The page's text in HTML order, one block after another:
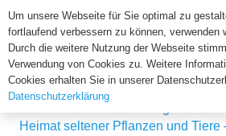
Institut für
Suchen
nach:
Heimat seltener Pflanzen und Tiere
Um unsere Webseite für Sie optimal zu
fortlaufend verbessern zu können, verwenden
Durch die weitere Nutzung der Webseite
Verwendung von Cookies zu. Weitere
Cookies erhalten Sie in unserer
Datenschutzerklärung